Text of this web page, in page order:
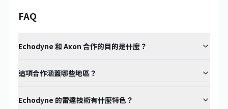
FAQ
Echodyne 和 Axon 合作的目的是什麼？
這項合作涵蓋哪些地區？
Echodyne 的雷達技術有什麼特色？